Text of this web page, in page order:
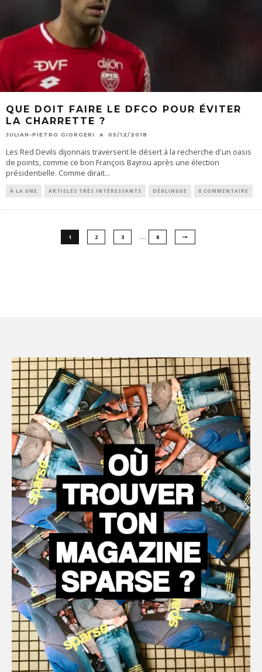
QUE DOIT FAIRE LE DFCO POUR ÉVITER
LA CHARRETTE ?
JULIAN-PIETRO GIORGERI 05/12/2018
Les Red Devils dijonnais traversent le désert à la recherche d'un oasis
de points, comme ce bon François Bayrou après une élection
présidentielle. Comme dirait...
À LA UNE ARTICLES TRÈS INTÉRESSANTS DÉGLINGUE 0 COMMENTAIRE
1 2 3 … 8